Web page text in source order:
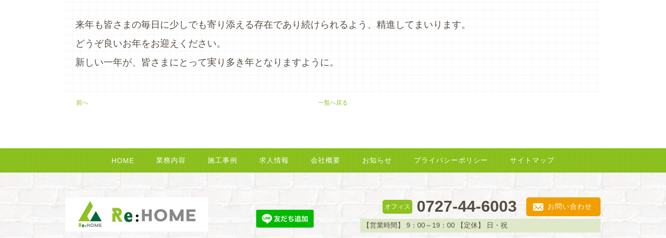
来年も皆さまの毎日に少しでも寄り添える存在であり続けられるよう、精進してまいります。
どうぞ良いお年をお迎えください。
新しい一年が、皆さまにとって実り多き年となりますように。
前へ 一覧へ戻る
HOME 業務内容 施工事例 求人情報 会社概要 お知らせ プライバシーポリシー サイトマップ
オフィス 0727-44-6003 お問い合わせ
【営業時間】 9：00～19：00 【定休】 日・祝